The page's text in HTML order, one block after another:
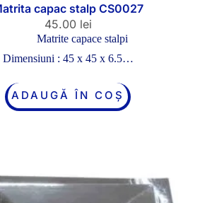
capac stalp CS0027
45.00 lei
Matrite capace stalpi
Dimensiuni : 45 x 45 x 6.5…
ADAUGĂ ÎN COȘ